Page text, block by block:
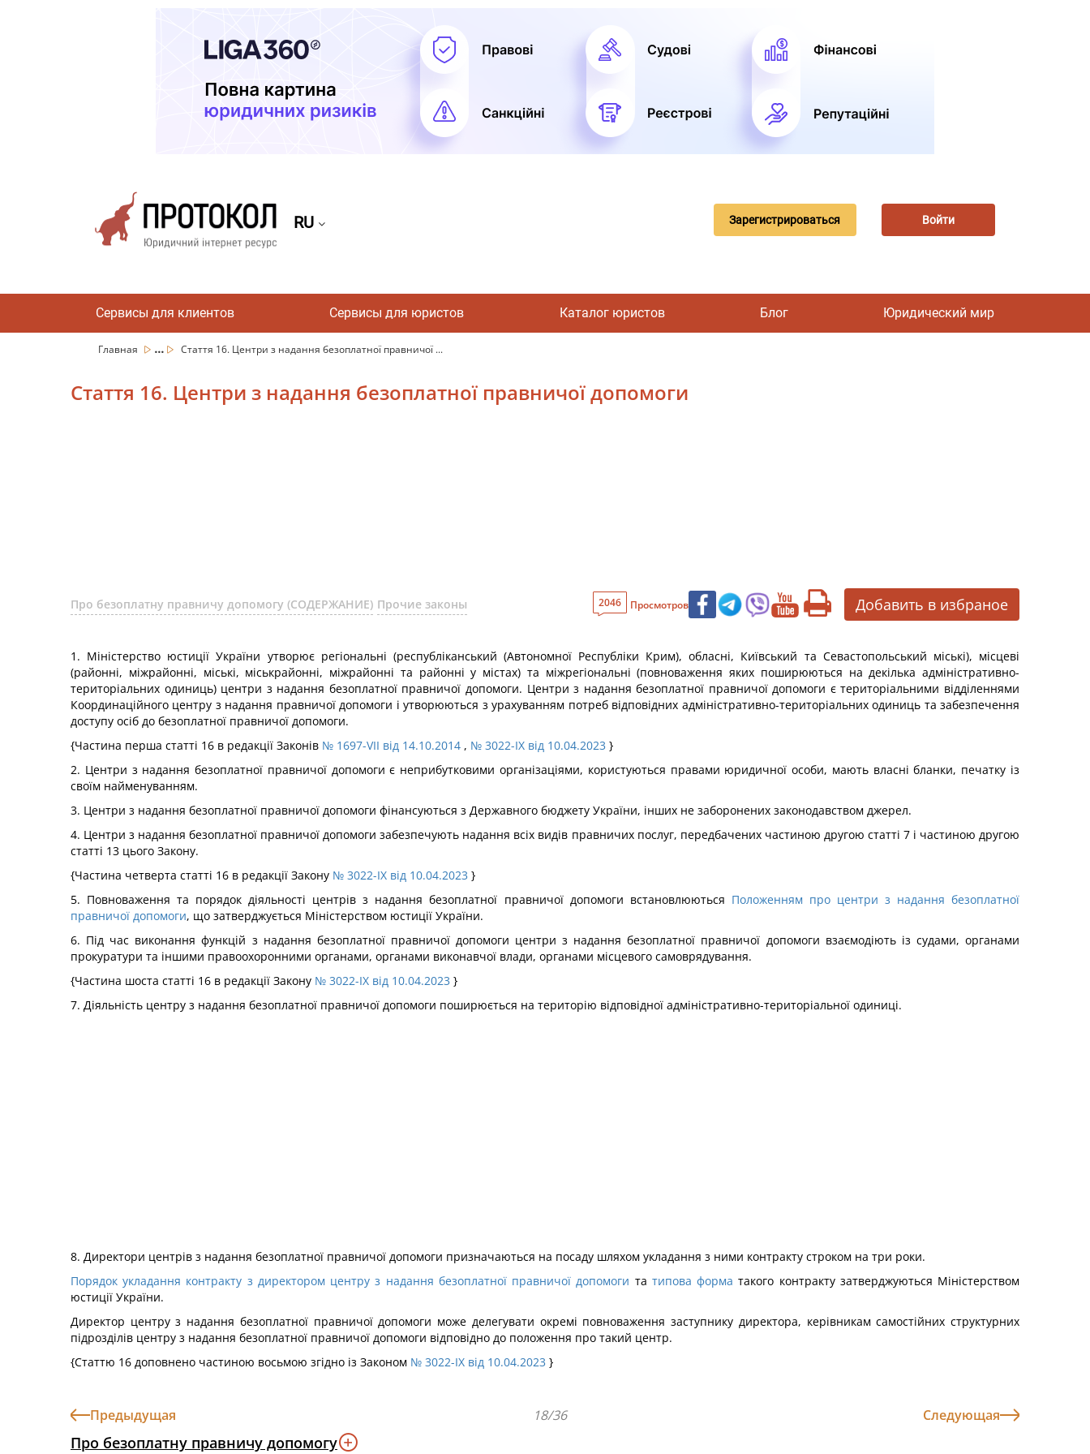
RU Зарегистрироваться Войти
Сервисы для клиентов Сервисы для юристов Каталог юристов Блог Юридический мир
Главная ... Стаття 16. Центри з надання безоплатної правничої ...
Стаття 16. Центри з надання безоплатної правничої допомоги
Про безоплатну правничу допомогу (СОДЕРЖАНИЕ) Прочие законы 2046 Просмотров Добавить в избраное
1. Міністерство юстиції України утворює регіональні (республіканський (Автономної Республіки Крим), обласні, Київський та Севастопольський міські), місцеві
(районні, міжрайонні, міські, міськрайонні, міжрайонні та районні у містах) та міжрегіональні (повноваження яких поширюються на декілька адміністративно-
територіальних одиниць) центри з надання безоплатної правничої допомоги. Центри з надання безоплатної правничої допомоги є територіальними відділеннями
Координаційного центру з надання правничої допомоги і утворюються з урахуванням потреб відповідних адміністративно-територіальних одиниць та забезпечення
доступу осіб до безоплатної правничої допомоги.
{Частина перша статті 16 в редакції Законів № 1697-VII від 14.10.2014 , № 3022-IX від 10.04.2023 }
2. Центри з надання безоплатної правничої допомоги є неприбутковими організаціями, користуються правами юридичної особи, мають власні бланки, печатку із
своїм найменуванням.
3. Центри з надання безоплатної правничої допомоги фінансуються з Державного бюджету України, інших не заборонених законодавством джерел.
4. Центри з надання безоплатної правничої допомоги забезпечують надання всіх видів правничих послуг, передбачених частиною другою статті 7 і частиною другою
статті 13 цього Закону.
{Частина четверта статті 16 в редакції Закону № 3022-IX від 10.04.2023 }
5. Повноваження та порядок діяльності центрів з надання безоплатної правничої допомоги встановлюються Положенням про центри з надання безоплатної
правничої допомоги, що затверджується Міністерством юстиції України.
6. Під час виконання функцій з надання безоплатної правничої допомоги центри з надання безоплатної правничої допомоги взаємодіють із судами, органами
прокуратури та іншими правоохоронними органами, органами виконавчої влади, органами місцевого самоврядування.
{Частина шоста статті 16 в редакції Закону № 3022-IX від 10.04.2023 }
7. Діяльність центру з надання безоплатної правничої допомоги поширюється на територію відповідної адміністративно-територіальної одиниці.
8. Директори центрів з надання безоплатної правничої допомоги призначаються на посаду шляхом укладання з ними контракту строком на три роки.
Порядок укладання контракту з директором центру з надання безоплатної правничої допомоги та типова форма такого контракту затверджуються Міністерством
юстиції України.
Директор центру з надання безоплатної правничої допомоги може делегувати окремі повноваження заступнику директора, керівникам самостійних структурних
підрозділів центру з надання безоплатної правничої допомоги відповідно до положення про такий центр.
{Статтю 16 доповнено частиною восьмою згідно із Законом № 3022-IX від 10.04.2023 }
Предыдущая 18/36 Следующая
Про безоплатну правничу допомогу